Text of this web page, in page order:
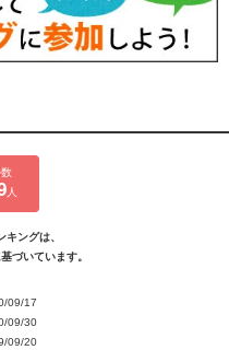
人
キングは、
づいています。
09/17
09/30
09/20